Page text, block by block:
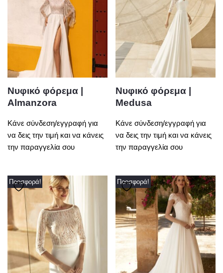
Νυφικό φόρεμα |
Almanzora
Κάνε σύνδεση/εγγραφή για
να δεις την τιμή και να κάνεις
την παραγγελία σου
Νυφικό φόρεμα |
Medusa
Κάνε σύνδεση/εγγραφή για
να δεις την τιμή και να κάνεις
την παραγγελία σου
Προσφορά! Προσφορά!